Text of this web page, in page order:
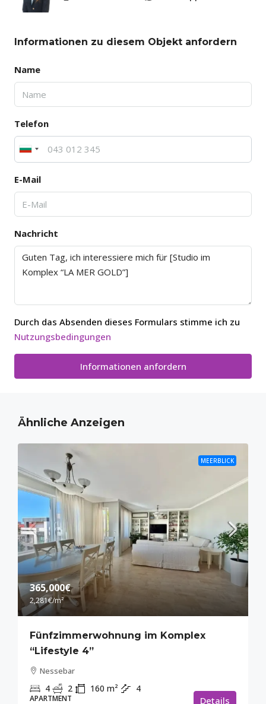
Informationen zu diesem Objekt anfordern
Name
Telefon
E-Mail
Nachricht
Durch das Absenden dieses Formulars stimme ich zu
Nutzungsbedingungen
Informationen anfordern
Ähnliche Anzeigen
MEERBLICK
365,000€
2,281€/m²
Fünfzimmerwohnung im Komplex
“Lifestyle 4”
Nessebar
4 2 160 m² 4
APARTMENT Details